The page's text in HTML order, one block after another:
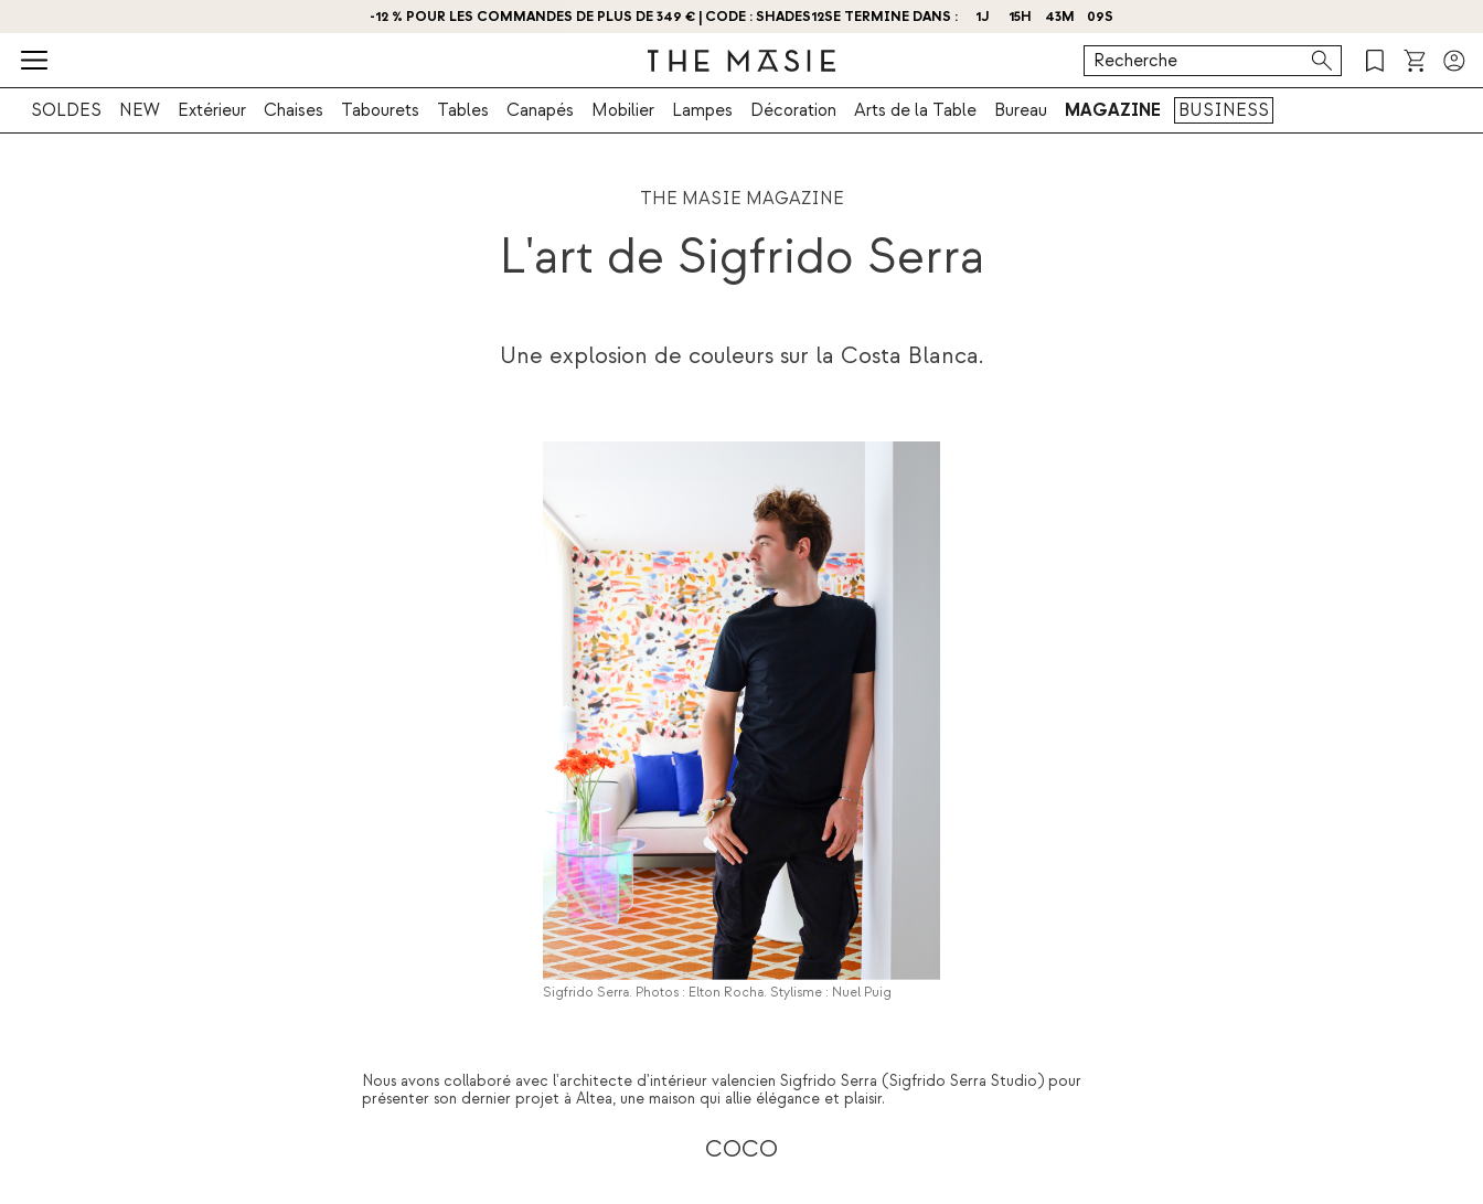
OBTENEZ - 10 % DE RÉDUCTION EN VOUS INSCRIVANT DÈS MAINTENANT !
SOLDES NEW Extérieur Chaises Tabourets Tables Canapés Mobilier Lampes Décoration Arts de la Table Bureau MAGAZINE BUSINESS
THE MASIE MAGAZINE
L'art de Sigfrido Serra
Une explosion de couleurs sur la Costa Blanca.
Sigfrido Serra. Photos : Elton Rocha. Stylisme : Nuel Puig
COCO
Nous avons collaboré avec l'architecte d'intérieur valencien Sigfrido Serra (Sigfrido Serra Studio) pour
présenter son dernier projet à Altea, une maison qui allie élégance et plaisir.